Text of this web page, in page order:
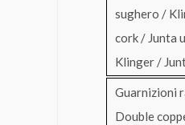
sughero /
cork / Junta
Klinger /
Guarnizioni
Double